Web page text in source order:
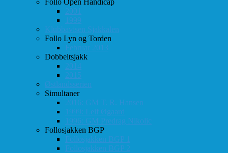
2001
1999
Klubbavisen Sjakkalen
Follo Lyn og Torden
Februar 2013
Dobbeltsjakk
2014
2015
Østlandsserien
Simultaner
2016: GM T. R. Hansen
1999: Leif Øgaard
1996: GM Predrag Nikolic
Follosjakken BGP
Follosjakken BGP 1
Follosjakken BGP 2